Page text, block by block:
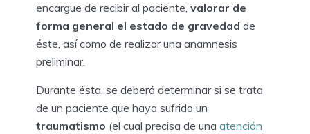
encargue de recibir al paciente, valorar de
forma general el estado de gravedad de
éste, así como de realizar una anamnesis
preliminar.
Durante ésta, se deberá determinar si se trata
de un paciente que haya sufrido un
traumatismo (el cual precisa de una atención